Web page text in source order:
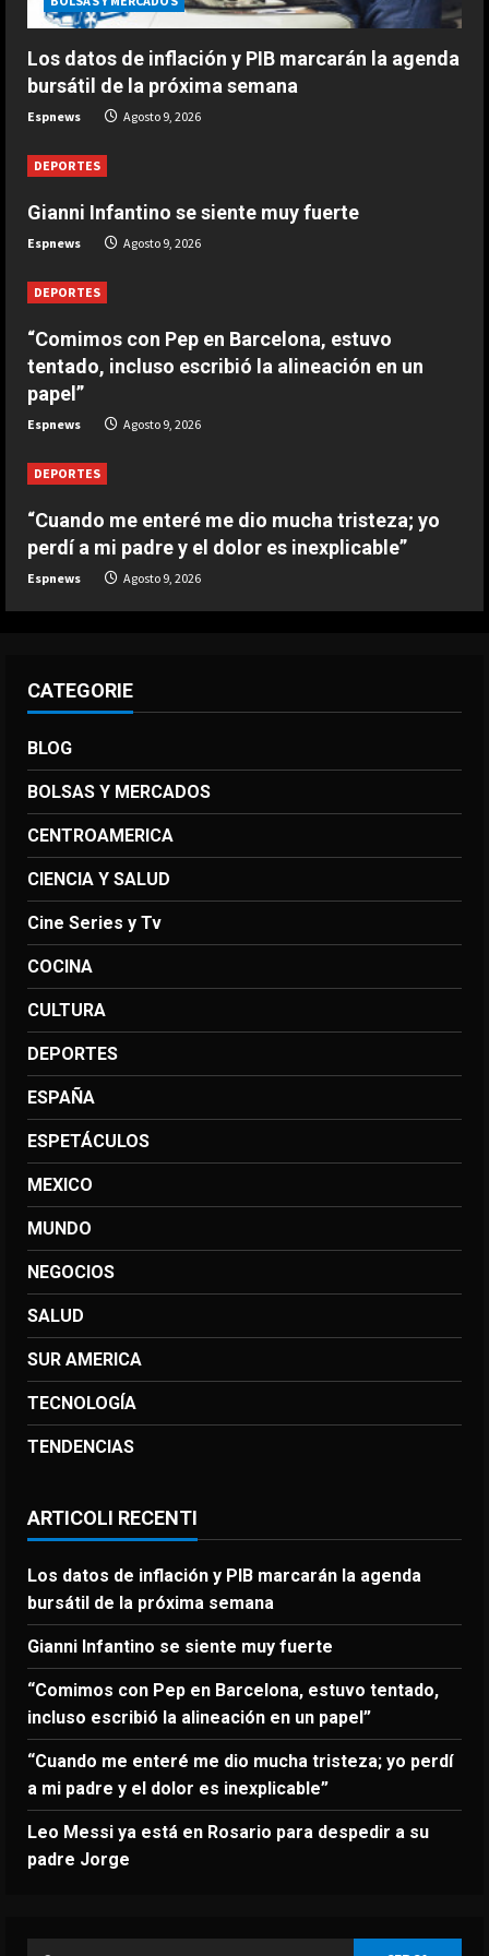
3 Agosto 9, 2026
1-0: River toca fondo
Leo Messi ya está en Rosario para
Los datos de inflación y PIB marcarán la agenda
bursátil de la próxima semana
Espnews Agosto 9, 2026
DEPORTES
Gianni Infantino se siente muy fuerte
Espnews Agosto 9, 2026
DEPORTES
“Comimos con Pep en Barcelona, estuvo
tentado, incluso escribió la alineación en un
papel”
Espnews Agosto 9, 2026
DEPORTES
“Cuando me enteré me dio mucha tristeza; yo
perdí a mi padre y el dolor es inexplicable”
Espnews Agosto 9, 2026
CATEGORIE
BLOG
BOLSAS Y MERCADOS
CENTROAMERICA
CIENCIA Y SALUD
Cine Series y Tv
COCINA
CULTURA
DEPORTES
ESPAÑA
ESPETÁCULOS
MEXICO
MUNDO
NEGOCIOS
SALUD
SUR AMERICA
TECNOLOGÍA
TENDENCIAS
ARTICOLI RECENTI
Los datos de inflación y PIB marcarán la agenda
bursátil de la próxima semana
Gianni Infantino se siente muy fuerte
“Comimos con Pep en Barcelona, estuvo tentado,
incluso escribió la alineación en un papel”
“Cuando me enteré me dio mucha tristeza; yo perdí
a mi padre y el dolor es inexplicable”
Leo Messi ya está en Rosario para despedir a su
padre Jorge
Ricerca